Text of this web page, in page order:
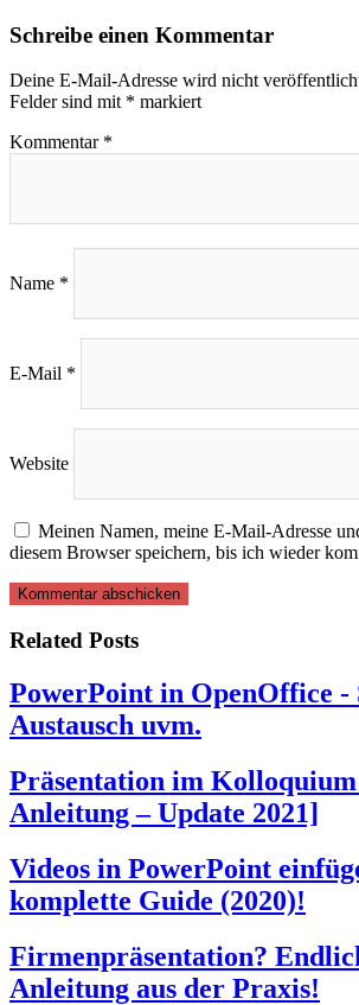
Schreibe einen Kommentar
Deine E-Mail-Adresse wird nicht
Felder sind mit * markiert
Kommentar *
Name *
E-Mail *
Website
Meinen Namen, meine E-Mail-Adresse
diesem Browser speichern, bis ich wieder
Related Posts
PowerPoint in OpenOffice -
Austausch uvm.
Präsentation im
Anleitung – Update 2021]
Videos in PowerPoint
komplette Guide (2020)!
Firmenpräsentation?
Anleitung aus der Praxis!